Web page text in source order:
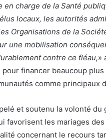
en charge de la Santé
locaux, les autorités
Organisations de la
une mobilisation
contre ce fléau,»
pour financer beaucoup
comme principaux
et soutenu la volonté
favorisent les mariages
concernant le recours